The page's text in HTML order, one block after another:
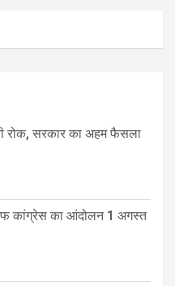
रोक, सरकार का अहम फैसला
कांग्रेस का आंदोलन 1 अगस्त